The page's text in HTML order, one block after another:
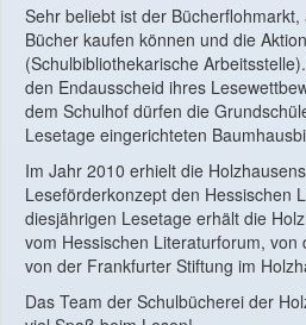
Sehr beliebt ist der
Bücher kaufen können und die
(Schulbibliothekarische
den Endausscheid ihres
dem Schulhof dürfen die
Lesetage eingerichteten
Im Jahr 2010 erhielt die
Leseförderkonzept den Hessischen
diesjährigen Lesetage erhält die
vom Hessischen Literaturforum, von
von der Frankfurter Stiftung im
Das Team der Schulbücherei der